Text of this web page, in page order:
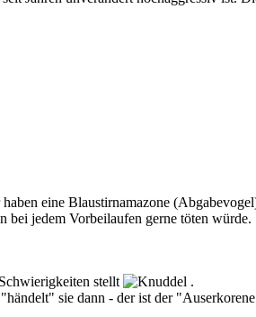
eine Blaustirnamazone
bei jedem Vorbeilaufen gerne töten würde.
stellt
.
sie dann - der ist der